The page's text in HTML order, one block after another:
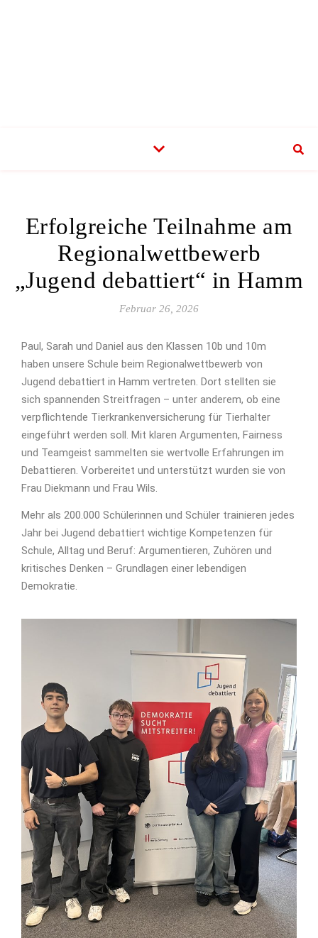
Erfolgreiche Teilnahme am
Regionalwettbewerb
„Jugend debattiert“ in Hamm
Februar 26, 2026
Paul, Sarah und Daniel aus den Klassen 10b und 10m
haben unsere Schule beim Regionalwettbewerb von
Jugend debattiert in Hamm vertreten. Dort stellten sie
sich spannenden Streitfragen – unter anderem, ob eine
verpflichtende Tierkrankenversicherung für Tierhalter
eingeführt werden soll. Mit klaren Argumenten, Fairness
und Teamgeist sammelten sie wertvolle Erfahrungen im
Debattieren. Vorbereitet und unterstützt wurden sie von
Frau Diekmann und Frau Wils.
Mehr als 200.000 Schülerinnen und Schüler trainieren jedes
Jahr bei Jugend debattiert wichtige Kompetenzen für
Schule, Alltag und Beruf: Argumentieren, Zuhören und
kritisches Denken – Grundlagen einer lebendigen
Demokratie.